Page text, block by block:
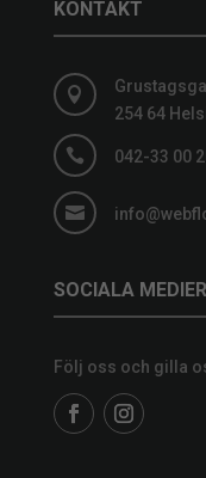
KONTAKT

254 64
 042-33 00

SOCIALA MEDIER
Följ oss och gilla